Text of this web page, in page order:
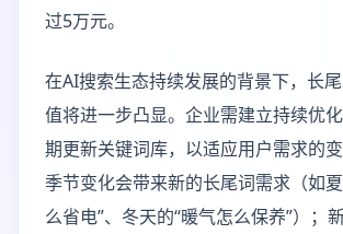
过5万元。
在AI搜索生态持续发展的背景下，长
值将进一步凸显。企业需建立持续优
期更新关键词库，以适应用户需求的变
季节变化会带来新的长尾词需求（如
么省电”、冬天的“暖气怎么保养”）；